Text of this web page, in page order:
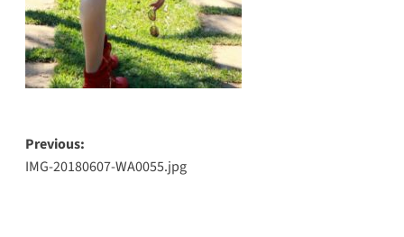
Post
navigation
Previous:
IMG-20180607-WA0055.jpg